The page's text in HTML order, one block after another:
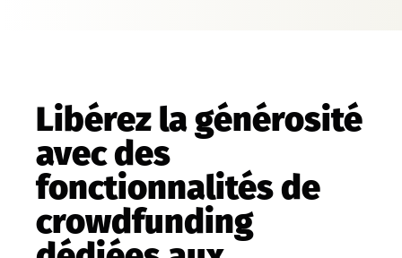
Libérez la générosité
avec des
fonctionnalités de
crowdfunding